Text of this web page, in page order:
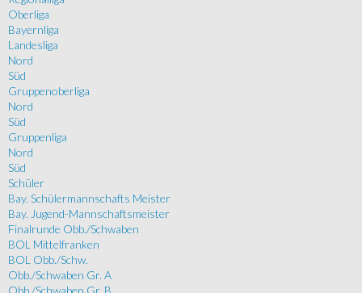
Oberliga
Bayernliga
Landesliga
Nord
Süd
Gruppenoberliga
Nord
Süd
Gruppenliga
Nord
Süd
Schüler
Bay. Schülermannschafts Meister
Bay. Jugend-Mannschaftsmeister
Finalrunde Obb./Schwaben
BOL Mittelfranken
BOL Obb./Schw.
Obb./Schwaben Gr. A
Obb./Schwaben Gr. B